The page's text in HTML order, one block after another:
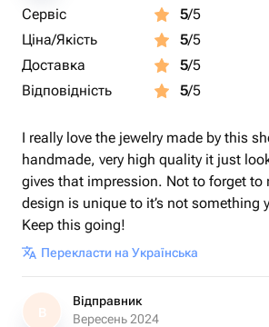
Сервіс 5/5
Ціна/Якість
5/5
Доставка
5/5
Відповідність
5/5
I really love the jewelry made by this
handmade, very high quality it just
gives that impression. Not to forget to
design is unique to it’s not something
Keep this going!
Перекласти на Українська
В
Відправник
Вересень 2024